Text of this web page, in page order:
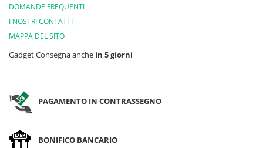
DOMANDE FREQUENTI
I NOSTRI CONTATTI
MAPPA DEL SITO
Gadget Consegna anche in 5 giorni
PAGAMENTO IN CONTRASSEGNO
BONIFICO BANCARIO